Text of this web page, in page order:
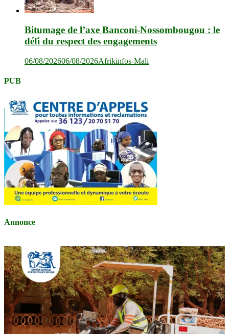
Bitumage de l’axe Banconi-Nossombougou : le
défi du respect des engagements
06/08/202606/08/2026Afrikinfos-Mali
PUB
Annonce